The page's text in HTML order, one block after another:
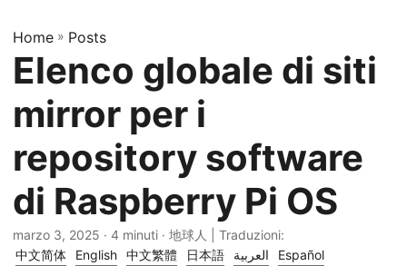
Home » Posts
Elenco globale di siti
mirror per i
repository software
di Raspberry Pi OS
marzo 3, 2025 · 4 minuti · 地球人 | Traduzioni:
中文简体
English 中文繁體 日本語 العربية
Español